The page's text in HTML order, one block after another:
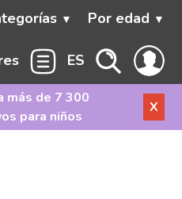
Por edad
ES
más de 7 300
para niños
X